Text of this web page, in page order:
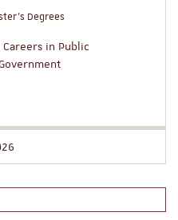
Degrees
in Public